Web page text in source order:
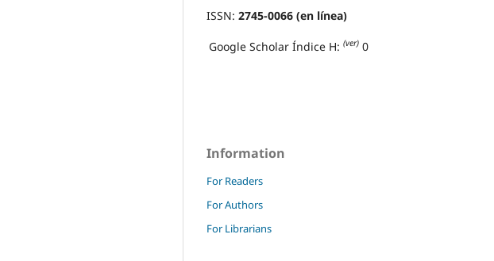
ISSN: 2745-0066 (en línea)
Google Scholar Índice H: (ver) 0
Information
For Readers
For Authors
For Librarians